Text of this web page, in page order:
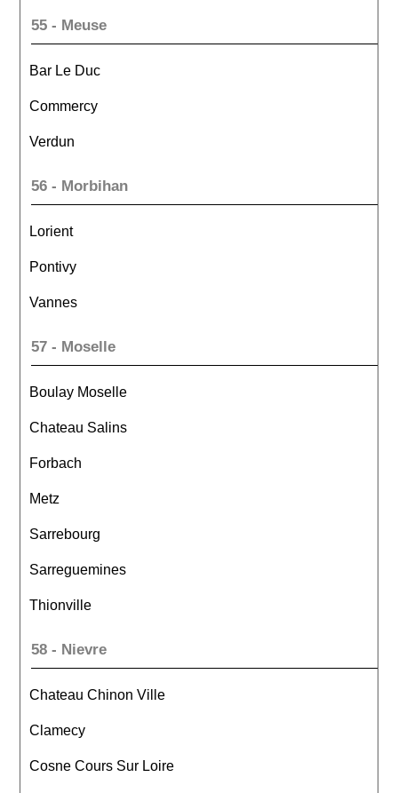
55 - Meuse
Bar Le Duc
Commercy
Verdun
56 - Morbihan
Lorient
Pontivy
Vannes
57 - Moselle
Boulay Moselle
Chateau Salins
Forbach
Metz
Sarrebourg
Sarreguemines
Thionville
58 - Nievre
Chateau Chinon Ville
Clamecy
Cosne Cours Sur Loire